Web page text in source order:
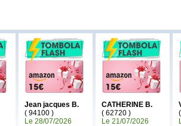
Jean jacques B.
( 94100 )
Le 28/07/2026
CATHERINE B.
( 62720 )
Le 21/07/2026